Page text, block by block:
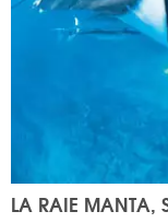
LA RAIE MANTA,